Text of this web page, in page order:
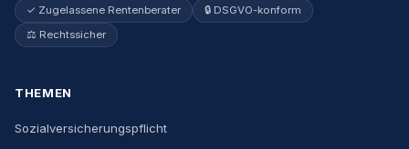
✓ Zugelassene Rentenberater
🔒 DSGVO-konform
⚖️ Rechtssicher
THEMEN
Sozialversicherungspflicht